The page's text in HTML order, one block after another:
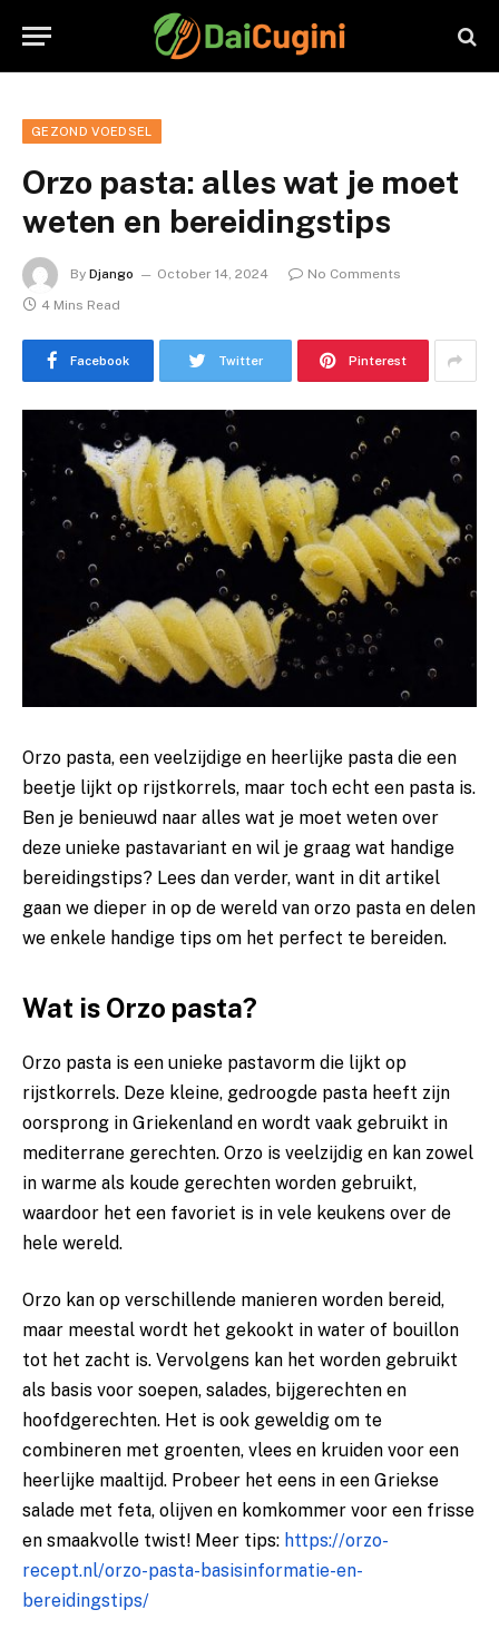
GEZOND VOEDSEL
Orzo pasta: alles wat je moet
weten en bereidingstips
By Django October 14, 2024
No Comments
4 Mins Read
Facebook Twitter Pinterest
Orzo⁢ pasta, een veelzijdige ‍en heerlijke ⁣pasta die een
beetje lijkt op​ rijstkorrels, ‌maar toch echt een​ pasta is.
Ben ⁣je benieuwd naar​ alles wat ⁢je moet ⁢weten ‍over
deze unieke pastavariant⁤ en wil je​ graag wat handige
bereidingstips? Lees ‍dan verder, want in ⁣dit artikel
gaan we dieper ​in op⁢ de wereld⁢ van orzo pasta en delen
we enkele handige ​tips om het ⁣perfect te bereiden.
Wat ‌is Orzo pasta?
Orzo pasta is een unieke pastavorm ‍die lijkt op
⁢rijstkorrels. Deze⁤ kleine, gedroogde⁣ pasta heeft zijn
oorsprong in ⁣Griekenland en‌ wordt ​vaak gebruikt⁢ in
⁤mediterrane gerechten. Orzo is veelzijdig en kan zowel
in warme⁢ als koude gerechten worden gebruikt,
waardoor​ het ‌een favoriet is in vele keukens over⁣ de
hele wereld.
Orzo kan‌ op verschillende manieren worden bereid,
‍maar meestal wordt⁣ het gekookt in water of bouillon
tot ​het‍ zacht is. Vervolgens ​kan het‍ worden gebruikt
‌als basis voor soepen,‌ salades, bijgerechten en
hoofdgerechten. ‌Het is ook geweldig om te
combineren ⁤met groenten, ‌vlees en kruiden ⁢voor een
heerlijke maaltijd. Probeer het eens in een Griekse
salade met​ feta, olijven ‌en komkommer ‌voor ‍een frisse‌
en smaakvolle twist! Meer tips: https://orzo-
recept.nl/orzo-pasta-basisinformatie-en-
bereidingstips/